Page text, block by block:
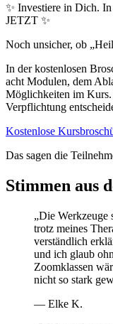
✨ Investiere in Dich.
JETZT ✨
Noch unsicher, ob
In der kostenlosen
acht Modulen, dem
Möglichkeiten im
Verpflichtung
Kostenlose
Das sagen die
Stimmen aus
„Die Werkzeuge
trotz meines
verständlich
und ich glaub
Zoomklassen
nicht so stark
— Elke K.